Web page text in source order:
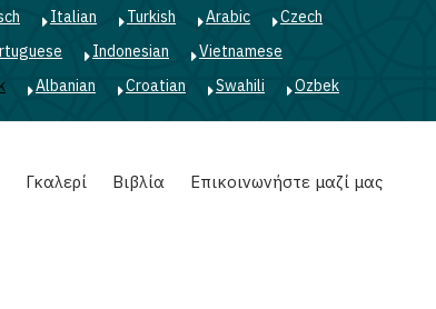
Italian Turkish Arabic
Czech
Indonesian
Vietnamese
Albanian Croatian Swahili Ozbek
Γκαλερί Βιβλία Επικοινωνήστε μαζί μας